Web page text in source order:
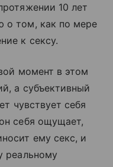
10 лет
о том, как по мере
к сексу.
момент в этом
а субъективный
чувствует себя
себя ощущает,
ему секс, и
реальному